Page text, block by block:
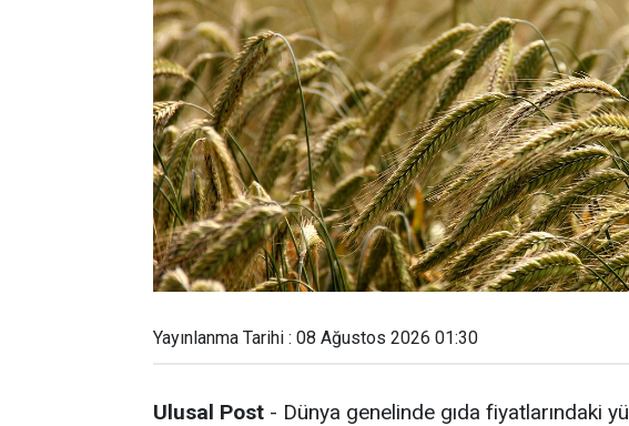
Yayınlanma Tarihi : 08 Ağustos 2026 01:30
Ulusal Post - Dünya genelinde gıda fiyatlarındaki